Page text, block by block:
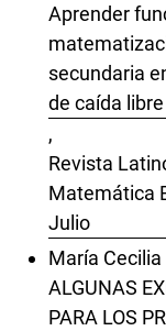
Aprender
secundaria
de caída libre
,
Revista
Matemática
Julio
María Cecilia
ALGUNAS
PARA LOS